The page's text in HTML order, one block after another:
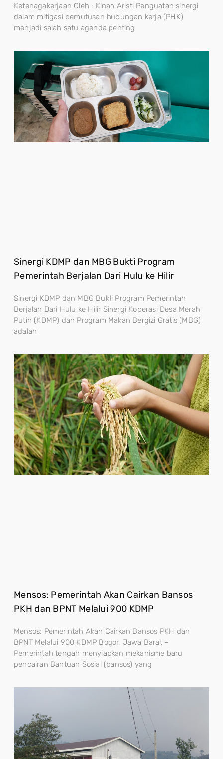
Ketenagakerjaan Oleh : Kinan Aristi Penguatan sinergi
dalam mitigasi pemutusan hubungan kerja (PHK)
menjadi salah satu agenda penting
Sinergi KDMP dan MBG Bukti Program
Pemerintah Berjalan Dari Hulu ke Hilir
Sinergi KDMP dan MBG Bukti Program Pemerintah
Berjalan Dari Hulu ke Hilir Sinergi Koperasi Desa Merah
Putih (KDMP) dan Program Makan Bergizi Gratis (MBG)
adalah
Mensos: Pemerintah Akan Cairkan Bansos
PKH dan BPNT Melalui 900 KDMP
Mensos: Pemerintah Akan Cairkan Bansos PKH dan
BPNT Melalui 900 KDMP Bogor, Jawa Barat –
Pemerintah tengah menyiapkan mekanisme baru
pencairan Bantuan Sosial (bansos) yang